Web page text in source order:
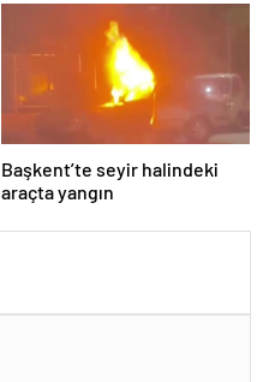
Başkent’te seyir halindeki
araçta yangın